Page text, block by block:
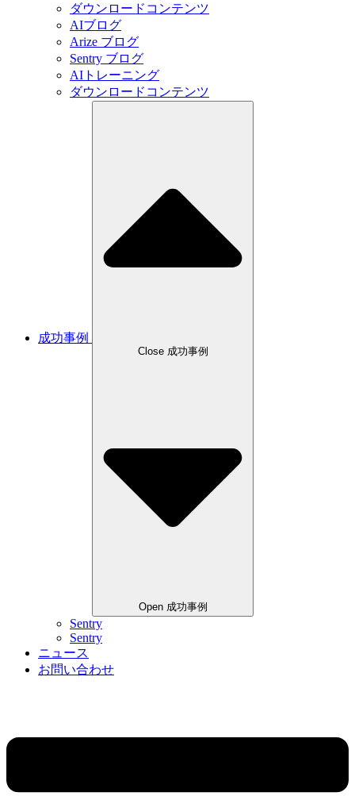
ダウンロードコンテンツ
AIブログ
Arize ブログ
Sentry ブログ
AIトレーニング
ダウンロードコンテンツ
成功事例
Close 成功事例
Open 成功事例
Sentry
Sentry
ニュース
お問い合わせ